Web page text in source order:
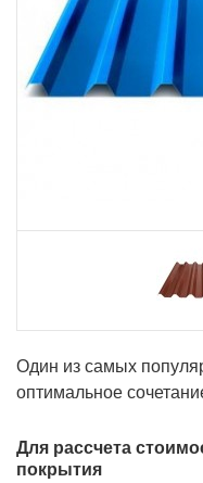
Один из самых
оптимальное
Для рассчета
покрытия